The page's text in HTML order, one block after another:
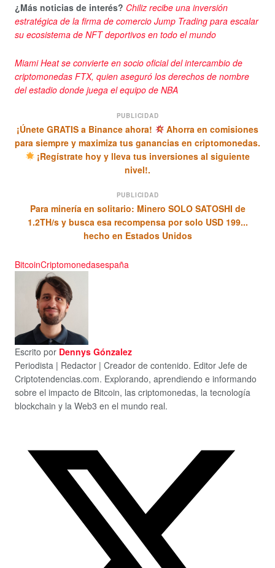
¿Más noticias de interés? Chiliz recibe una inversión
estratégica de la firma de comercio Jump Trading para escalar
su ecosistema de NFT deportivos en todo el mundo
Miami Heat se convierte en socio oficial del intercambio de
criptomonedas FTX, quien aseguró los derechos de nombre
del estadio donde juega el equipo de NBA
PUBLICIDAD
¡Únete GRATIS a Binance ahora!
Ahorra en comisiones
para siempre y maximiza tus ganancias en criptomonedas.
¡Regístrate hoy y lleva tus inversiones al siguiente
nivel!.
PUBLICIDAD
Para minería en solitario: Minero SOLO SATOSHI de
1.2TH/s y busca esa recompensa por solo USD 199...
hecho en Estados Unidos
BitcoinCriptomonedasespaña
Escrito por Dennys Gónzalez
Periodista | Redactor | Creador de contenido. Editor Jefe de
Criptotendencias.com. Explorando, aprendiendo e informando
sobre el impacto de Bitcoin, las criptomonedas, la tecnología
blockchain y la Web3 en el mundo real.